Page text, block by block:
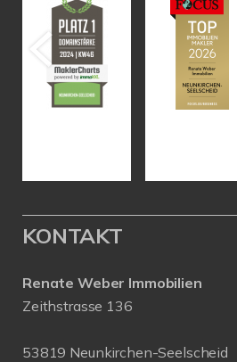
KONTAKT
Renate Weber Immobilien
Zeithstrasse 136
53819 Neunkirchen-Seelscheid